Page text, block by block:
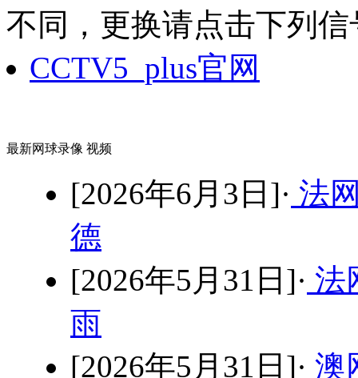
不同，更换请点击下列信
CCTV5_plus官网
最新网球录像 视频
[2026年6月3日]· 法
德
[2026年5月31日]· 法
雨
[2026年5月31日]· 澳